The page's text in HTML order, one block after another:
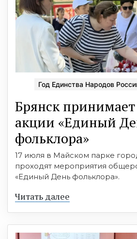
Год Единства Народов
Брянск принимает
акции «Единый
фольклора»
17 июля в Майском парке
проходят мероприятия
«Единый День фольклора».
Читать далее